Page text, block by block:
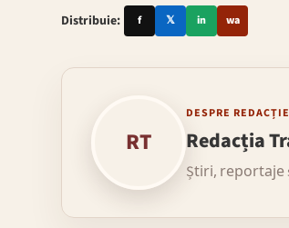
Distribuie: f 𝕏 in wa
RT
DESPRE REDACȚIE
Redacția
Știri, reportaje